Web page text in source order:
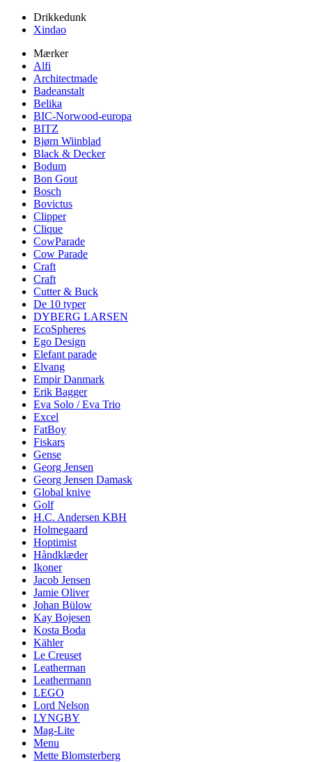
Drikkedunk
Xindao
Mærker
Alfi
Architectmade
Badeanstalt
Belika
BIC-Norwood-europa
BITZ
Bjørn Wiinblad
Black & Decker
Bodum
Bon Gout
Bosch
Bovictus
Clipper
Clique
CowParade
Cow Parade
Craft
Craft
Cutter & Buck
De 10 typer
DYBERG LARSEN
EcoSpheres
Ego Design
Elefant parade
Elvang
Empir Danmark
Erik Bagger
Eva Solo / Eva Trio
Excel
FatBoy
Fiskars
Gense
Georg Jensen
Georg Jensen Damask
Global knive
Golf
H.C. Andersen KBH
Holmegaard
Hoptimist
Håndklæder
Ikoner
Jacob Jensen
Jamie Oliver
Johan Bülow
Kay Bojesen
Kosta Boda
Kähler
Le Creuset
Leatherman
Leathermann
LEGO
Lord Nelson
LYNGBY
Mag-Lite
Menu
Mette Blomsterberg